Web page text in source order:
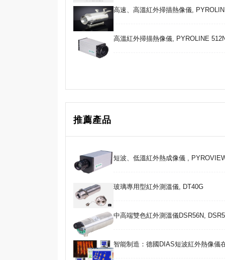
高速、高溫紅外掃描熱像儀,
高溫紅外掃描熱像儀, PYROLINE
推薦產品
短波、低溫紅外熱成像儀 ,
玻璃專用型紅外測溫儀, DT40G
中高端雙色紅外測溫儀DSR56N,
智能制造：德國DIAS短波紅外熱像儀